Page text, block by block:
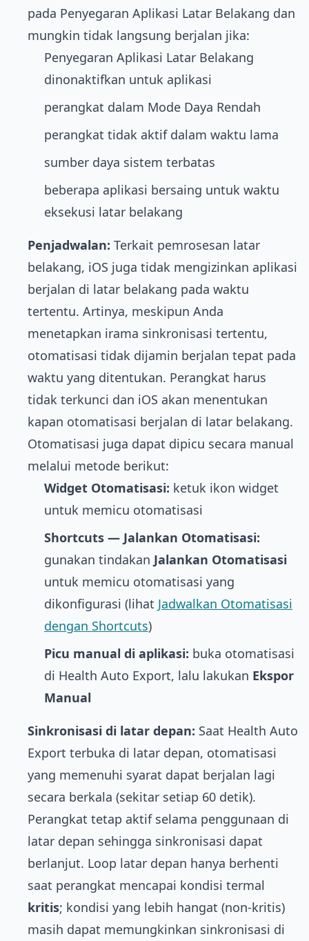
pada Penyegaran Aplikasi Latar Belakang dan
mungkin tidak langsung berjalan jika:
Penyegaran Aplikasi Latar Belakang
dinonaktifkan untuk aplikasi
perangkat dalam Mode Daya Rendah
perangkat tidak aktif dalam waktu lama
sumber daya sistem terbatas
beberapa aplikasi bersaing untuk waktu
eksekusi latar belakang
Penjadwalan: Terkait pemrosesan latar
belakang, iOS juga tidak mengizinkan aplikasi
berjalan di latar belakang pada waktu
tertentu. Artinya, meskipun Anda
menetapkan irama sinkronisasi tertentu,
otomatisasi tidak dijamin berjalan tepat pada
waktu yang ditentukan. Perangkat harus
tidak terkunci dan iOS akan menentukan
kapan otomatisasi berjalan di latar belakang.
Otomatisasi juga dapat dipicu secara manual
melalui metode berikut:
Widget Otomatisasi: ketuk ikon widget
untuk memicu otomatisasi
Shortcuts — Jalankan Otomatisasi:
gunakan tindakan Jalankan Otomatisasi
untuk memicu otomatisasi yang
dikonfigurasi (lihat Jadwalkan Otomatisasi
dengan Shortcuts)
Picu manual di aplikasi: buka otomatisasi
di Health Auto Export, lalu lakukan Ekspor
Manual
Sinkronisasi di latar depan: Saat Health Auto
Export terbuka di latar depan, otomatisasi
yang memenuhi syarat dapat berjalan lagi
secara berkala (sekitar setiap 60 detik).
Perangkat tetap aktif selama penggunaan di
latar depan sehingga sinkronisasi dapat
berlanjut. Loop latar depan hanya berhenti
saat perangkat mencapai kondisi termal
kritis; kondisi yang lebih hangat (non-kritis)
masih dapat memungkinkan sinkronisasi di